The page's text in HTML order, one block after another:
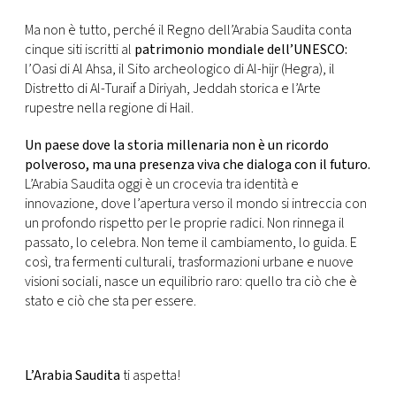
Ma non è tutto, perché il Regno dell’Arabia Saudita conta
cinque siti iscritti al patrimonio mondiale dell’UNESCO:
l’Oasi di Al Ahsa, il Sito archeologico di Al-hijr (Hegra), il
Distretto di Al-Turaif a Diriyah, Jeddah storica e l’Arte
rupestre nella regione di Hail.
Un paese dove la storia millenaria non è un ricordo
polveroso, ma una presenza viva che dialoga con il futuro.
L’Arabia Saudita oggi è un crocevia tra identità e
innovazione, dove l’apertura verso il mondo si intreccia con
un profondo rispetto per le proprie radici. Non rinnega il
passato, lo celebra. Non teme il cambiamento, lo guida. E
così, tra fermenti culturali, trasformazioni urbane e nuove
visioni sociali, nasce un equilibrio raro: quello tra ciò che è
stato e ciò che sta per essere.
L’Arabia Saudita ti aspetta!